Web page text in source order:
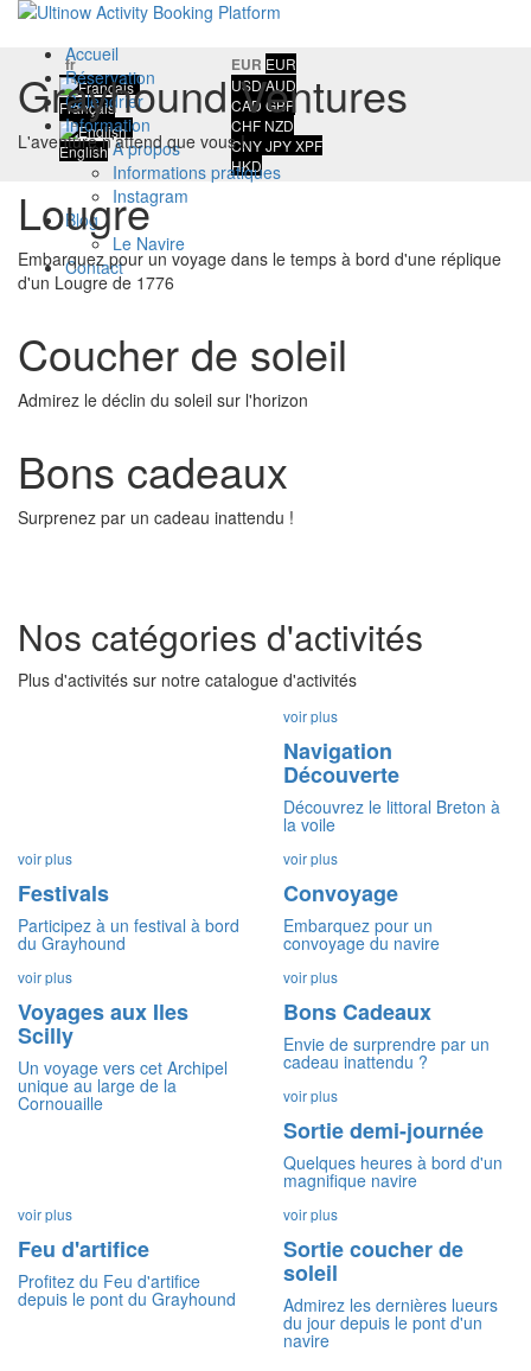
fr
Français
English
EUR EUR
USDAUD
CADGBP
CHF NZD
CNYJPYXPF
HKD
Accueil
Réservation
Calendrier
Information
A propos
Informations pratiques
Instagram
Blog
Le Navire
Contact
Grayhound Ventures
L'aventure n'attend que vous !
Lougre
Embarquez pour un voyage dans le temps à bord d'une réplique
d'un Lougre de 1776
Coucher de soleil
Admirez le déclin du soleil sur l'horizon
Bons cadeaux
Surprenez par un cadeau inattendu !
Nos catégories d'activités
Plus d'activités sur notre catalogue d'activités
voir plus
Navigation
Découverte
Découvrez le littoral Breton à
la voile
voir plus
Festivals
Participez à un festival à bord
du Grayhound
voir plus
Convoyage
Embarquez pour un
convoyage du navire
voir plus
Voyages aux Iles
Scilly
Un voyage vers cet Archipel
unique au large de la
Cornouaille
voir plus
Bons Cadeaux
Envie de surprendre par un
cadeau inattendu ?
voir plus
Sortie demi-journée
Quelques heures à bord d'un
magnifique navire
voir plus
Feu d'artifice
Profitez du Feu d'artifice
depuis le pont du Grayhound
voir plus
Sortie coucher de
soleil
Admirez les dernières lueurs
du jour depuis le pont d'un
navire